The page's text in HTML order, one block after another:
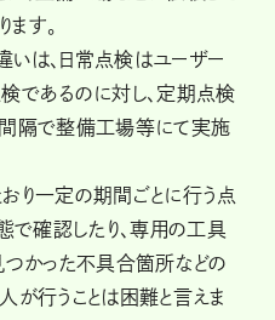
す。
は、日常点検はユーザー
であるのに対し、定期点検
隔で整備工場等にて実施
り一定の期間ごとに行う点
で確認したり、専用の工具
つかった不具合箇所などの
が行うことは困難と言えま